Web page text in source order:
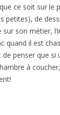
ce soit sur le
petites), de
son métier,
il est
de penser que
à